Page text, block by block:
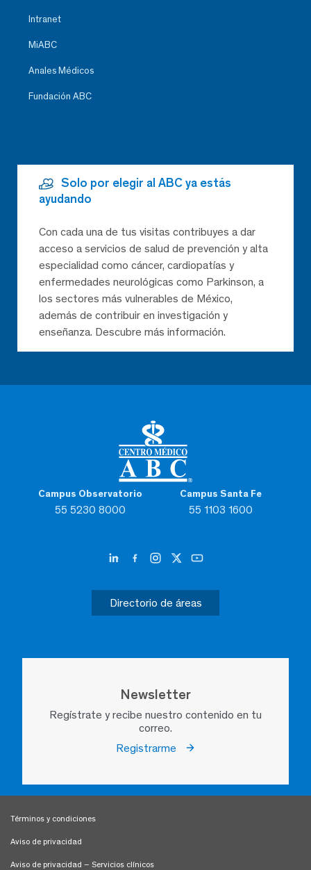
Campus Observatorio
55 5230 8000
Campus Santa Fe
55 1103 1600
Directorio de áreas
Newsletter
Regístrate y recibe nuestro contenido en tu
correo.
Registrarme
Intranet
MiABC
Anales Médicos
Fundación ABC
Solo por elegir al ABC ya estás
ayudando
Con cada una de tus visitas contribuyes a dar
acceso a servicios de salud de prevención y alta
especialidad como cáncer, cardiopatías y
enfermedades neurológicas como Parkinson, a
los sectores más vulnerables de México,
además de contribuir en investigación y
enseñanza. Descubre más información.
Términos y condiciones
Aviso de privacidad
Aviso de privacidad – Servicios clínicos